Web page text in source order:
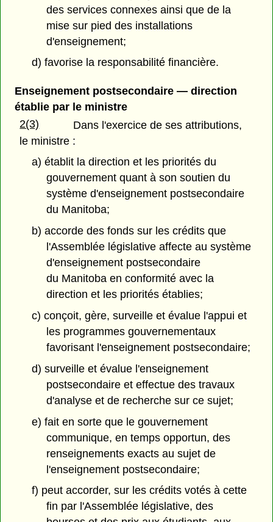
des services connexes ainsi que de la
mise sur pied des installations
d'enseignement;
d) favorise la responsabilité financière.
Enseignement postsecondaire — direction
établie par le ministre
2(3)
Dans l'exercice de ses attributions,
le ministre :
a) établit la direction et les priorités du
gouvernement quant à son soutien du
système d'enseignement postsecondaire
du Manitoba;
b) accorde des fonds sur les crédits que
l'Assemblée législative affecte au système
d'enseignement postsecondaire
du Manitoba en conformité avec la
direction et les priorités établies;
c) conçoit, gère, surveille et évalue l'appui et
les programmes gouvernementaux
favorisant l'enseignement postsecondaire;
d) surveille et évalue l'enseignement
postsecondaire et effectue des travaux
d'analyse et de recherche sur ce sujet;
e) fait en sorte que le gouvernement
communique, en temps opportun, des
renseignements exacts au sujet de
l'enseignement postsecondaire;
f) peut accorder, sur les crédits votés à cette
fin par l'Assemblée législative, des